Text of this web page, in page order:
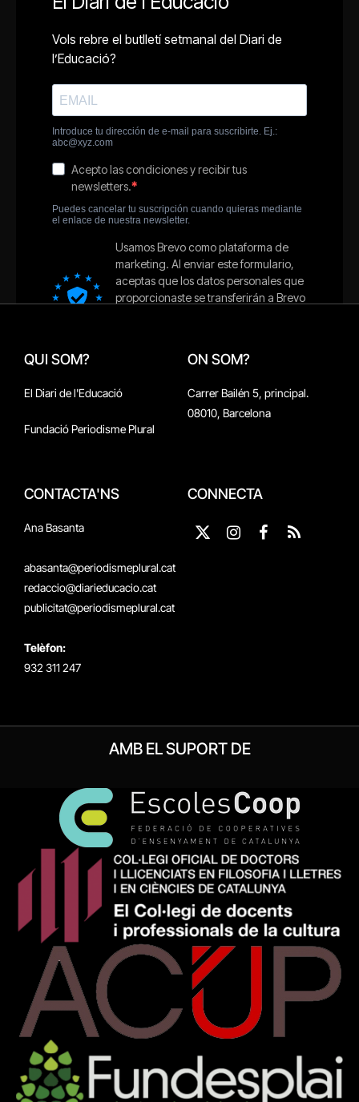
QUI SOM?
El Diari de l'Educació
Fundació Periodisme Plural
ON SOM?
Carrer Bailén 5, principal.
08010, Barcelona
CONTACTA'NS
Ana Basanta
abasanta@periodismeplural.cat
redaccio@diarieducacio.cat
publicitat@periodismeplural.cat
Telèfon:
932 311 247
CONNECTA
X
InstagramFacebook
RSS
AMB EL SUPORT DE